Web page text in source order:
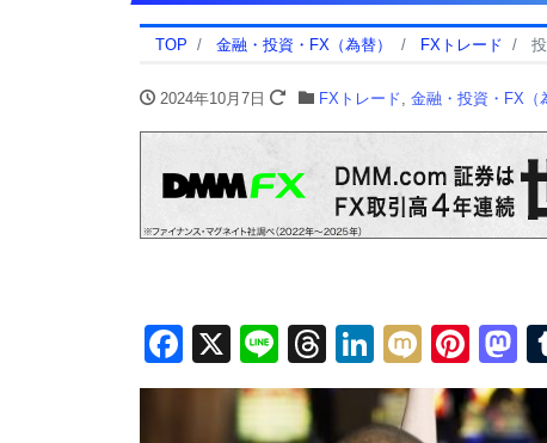
TOP 金融・投資・FX（為替） FXトレード
2024年10月7日 FXトレード, 金融・投資・FX（
Facebook
X LineThreads
LinkedIn
Mixi